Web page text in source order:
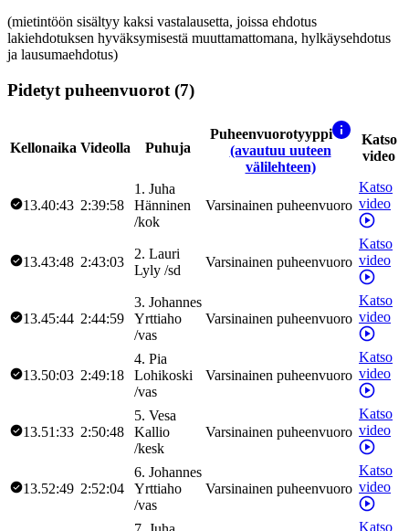
(mietintöön sisältyy kaksi vastalausetta, joissa ehdotus
lakiehdotuksen hyväksymisestä muuttamattomana, hylkäysehdotus
ja lausumaehdotus)
Pidetyt puheenvuorot (7)
Kellonaika Videolla Puhuja
Puheenvuorotyyppi
(avautuu uuteen
välilehteen)
Katso
video
13.40:43 2:39:58
1 . Juha
Hänninen
/kok
Varsinainen puheenvuoro
Katso
video
13.43:48 2:43:03
2. Lauri
Lyly /sd
Varsinainen puheenvuoro
Katso
video
13.45:44 2:44:59
3. Johannes
Yrttiaho
/vas
Varsinainen puheenvuoro
Katso
video
13.50:03 2:49:18
4. Pia
Lohikoski
/vas
Varsinainen puheenvuoro
Katso
video
13.51:33 2:50:48
5. Vesa
Kallio
/kesk
Varsinainen puheenvuoro
Katso
video
13.52:49 2:52:04
6. Johannes
Yrttiaho
/vas
Varsinainen puheenvuoro
Katso
video
Katso